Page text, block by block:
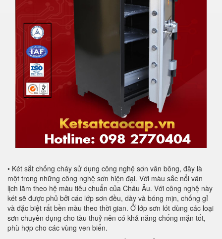
• Két sắt chống cháy sử dụng công nghệ sơn vân bông, đây là
một trong những công nghệ sơn hiện đại. Với màu sắc nổi vân
lịch lãm theo hệ màu tiêu chuẩn của Châu Âu. Với công nghệ này
két sẽ được phủ bởi các lớp sơn đều, dày và bóng mịn, chống gỉ
và đặc biệt rất bền màu theo thời gian. Ở lớp sơn lót dùng các loại
sơn chuyên dụng cho tàu thuỷ nên có khả năng chống mặn tốt,
phù hợp cho các vùng ven biển.